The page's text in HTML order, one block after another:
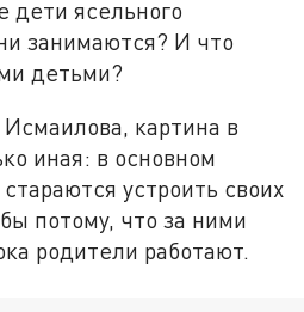
дети ясельного
занимаются? И что
детьми?
картина в
иная: в основном
устроить своих
потому, что за ними
родители работают.